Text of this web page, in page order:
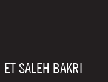
SALEH BAKRI